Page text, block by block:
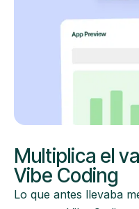
Multiplica el
Vibe Coding
Lo que antes llevaba